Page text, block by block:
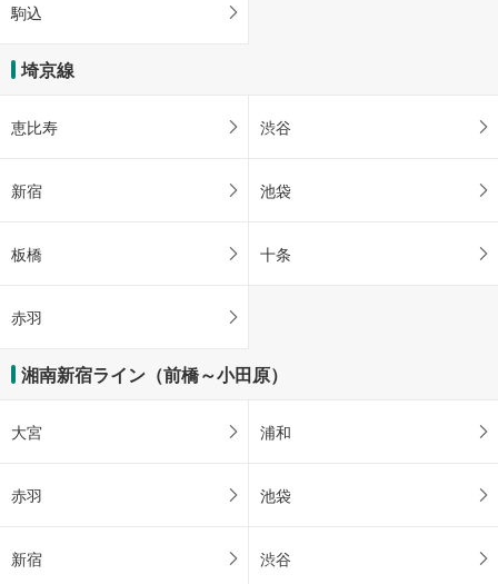
駒込
埼京線
恵比寿 渋谷
新宿 池袋
板橋 十条
赤羽
湘南新宿ライン（前橋～小田原）
大宮 浦和
赤羽 池袋
新宿 渋谷